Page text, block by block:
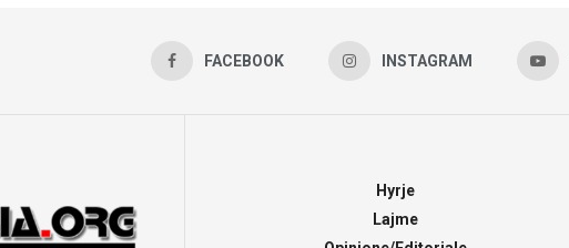
FACEBOOK INSTAGRAM
Hyrje
Lajme